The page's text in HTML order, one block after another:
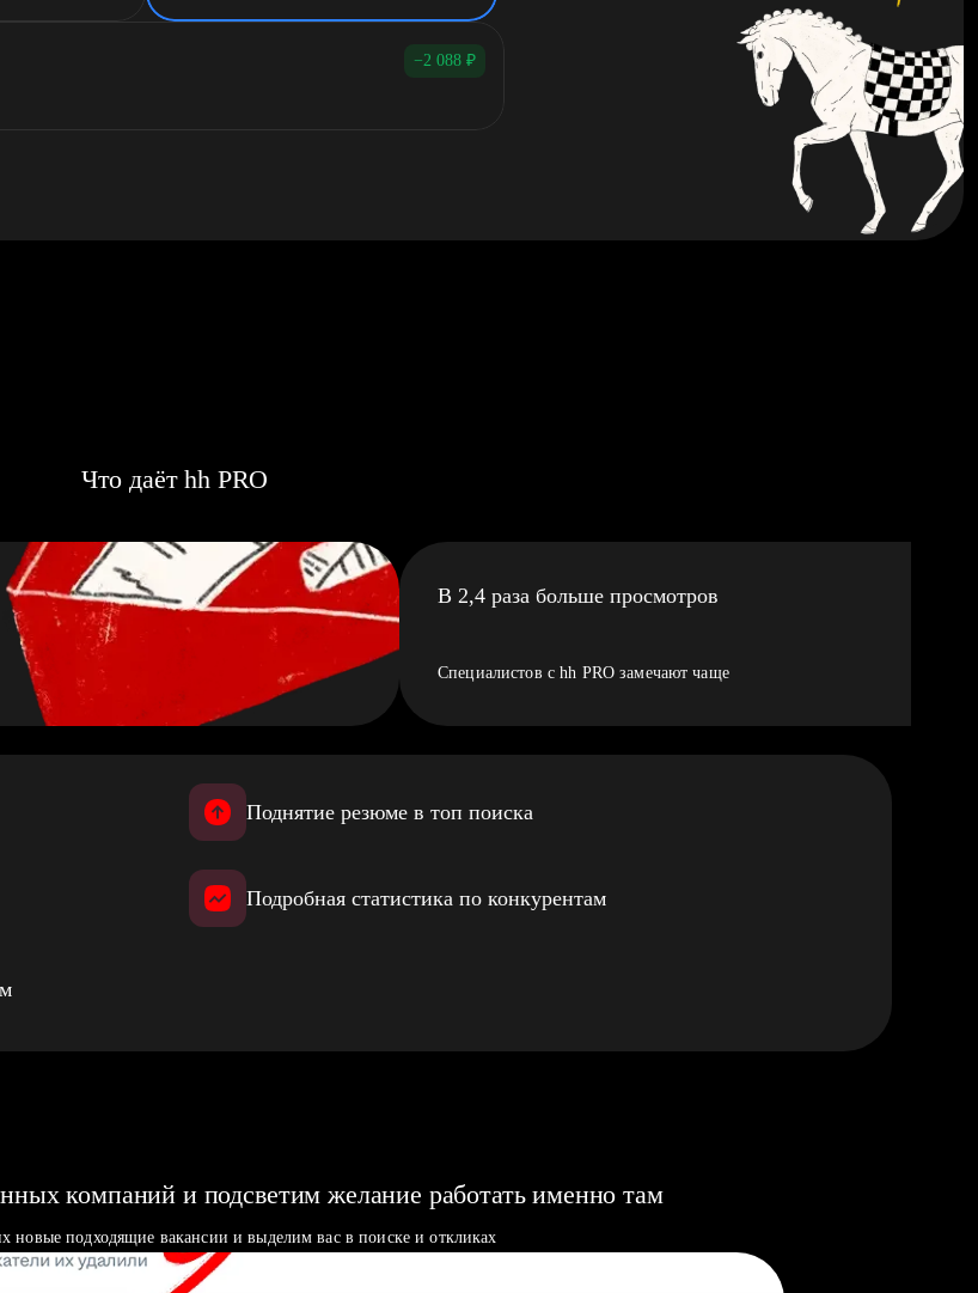
−2 088 ₽
Что даёт hh PRO
В 2,4 раза больше просмотров
Специалистов с hh PRO замечают чаще
Поднятие резюме в топ поиска
Подробная статистика по конкурентам
компаний и подсветим желание работать именно там
новые подходящие вакансии и выделим вас в поиске и откликах